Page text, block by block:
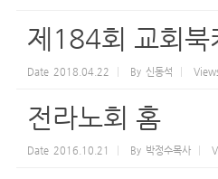
제184회 교회북
Date 2018.04.22 By 신동석
전라노회 홈
Date 2016.10.21 By 박정수목사